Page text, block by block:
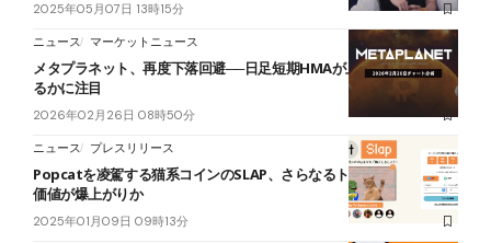
2025年05月07日 13時15分
ニュース マーケットニュース
メタプラネット、再度下落回避──日足短期HMAが上昇への起点とな
るかに注目
2026年02月26日 08時50分
ニュース プレスリリース
Popcatを凌駕する猫系コインのSLAP、さらなるトークンバーンで
価値が爆上がりか
2025年01月09日 09時13分